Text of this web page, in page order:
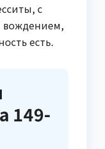
с
есть.
149-